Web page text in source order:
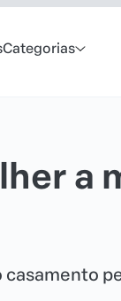
Categorias
a
casamento